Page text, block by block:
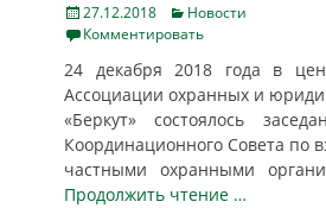
Posted
on
27.12.2018 Categories
Новости
Комментировать
24 декабря 2018 года в
Ассоциации охранных и
«Беркут» состоялось
Координационного Совета по
частными охранными
Продолжить чтение …